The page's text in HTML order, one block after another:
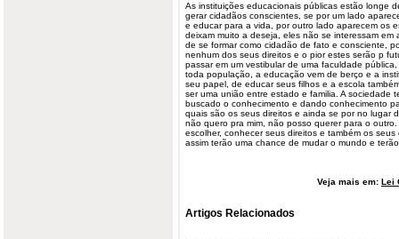
As instituições educacionais públicas estão longe
gerar cidadãos conscientes, se por um lado
e educar para a vida, por outro lado aparecem os
deixam muito a deseja, eles não se interessam em
de se formar como cidadão de fato e consciente,
nenhum dos seus direitos e o pior estes serão p
passar em um vestibular de uma faculdade
toda população, a educação vem de berço e a
seu papel, de educar seus filhos e a escola
ser uma união entre estado e familia. A sociedade
buscado o conhecimento e dando conhecimento
quais são os seus direitos e ainda se por no lugar
não quero pra mim, não posso querer para o
escolher, conhecer seus direitos e também os
assim terão uma chance de mudar o mundo e
Veja mais em: Lei
Artigos Relacionados